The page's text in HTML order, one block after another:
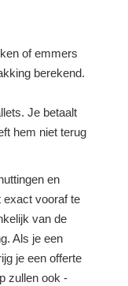
of emmers
berekend.
Je betaalt
hem niet terug
en
exact vooraf te
van de
Als je een
je een offerte
zullen ook -